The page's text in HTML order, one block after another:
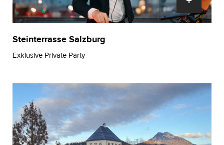
Steinterrasse Salzburg
Exklusive Private Party